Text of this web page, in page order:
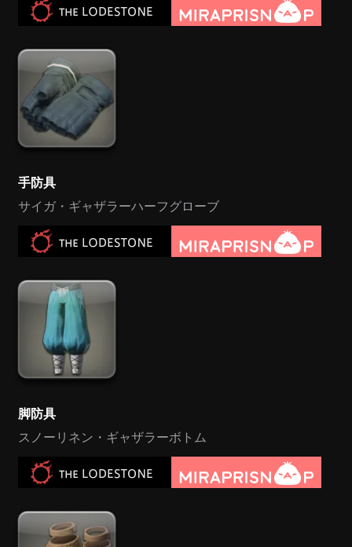
手防具
サイガ・ギャザラーハーフグローブ
脚防具
スノーリネン・ギャザラーボトム